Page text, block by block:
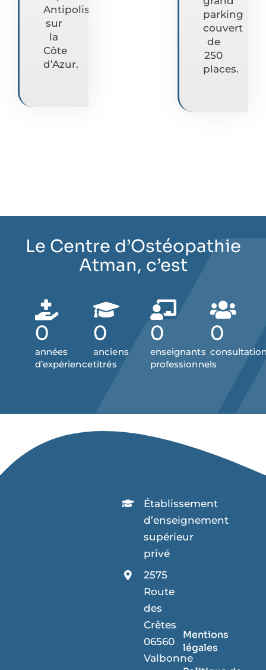
Antipolis
sur
la
Côte
d’Azur.
parking
couvert
de
250
places.
Le Centre d’Ostéopathie
Atman, c’est
0
années
d’expérience
0
anciens
titrés
0
enseignants
professionnels
0
Établissement
d’enseignement
supérieur
privé
2575
Route
des
Crêtes
06560
Valbonne
Mentions
légales